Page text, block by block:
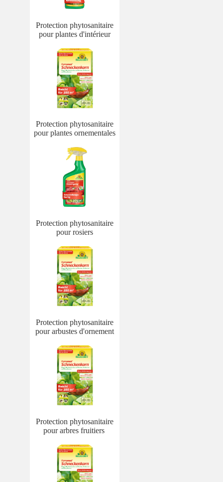
Protection phytosanitaire
pour plantes d'intérieur
Protection phytosanitaire
pour plantes ornementales
Protection phytosanitaire
pour rosiers
Protection phytosanitaire
pour arbustes d'ornement
Protection phytosanitaire
pour arbres fruitiers